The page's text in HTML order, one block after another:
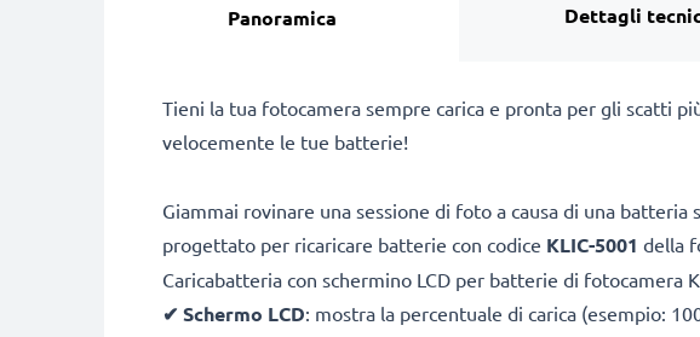
Panoramica Dettagli
Tieni la tua fotocamera sempre carica e pronta per gli scatti
velocemente le tue batterie!
Giammai rovinare una sessione di foto a causa di una
progettato per ricaricare batterie con codice KLIC-5001 della
Caricabatteria con schermino LCD per batterie di fotocamera
✔ Schermo LCD: mostra la percentuale di carica (esempio: